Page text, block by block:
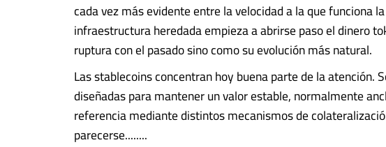
cada vez más evidente entre la velocidad a la que funciona
infraestructura heredada empieza a abrirse paso el dinero
ruptura con el pasado sino como su evolución más natural.
Las stablecoins concentran hoy buena parte de la atención.
diseñadas para mantener un valor estable, normalmente
referencia mediante distintos mecanismos de
parecerse........